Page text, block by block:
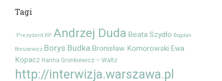
Tagi
.Prezydent RP Andrzej Duda Beata Szydło Bogdan
Borusewicz Borys Budka Bronisław Komorowski Ewa
Kopacz Hanna Gronkiewicz – Waltz
http://interwizja.warszawa.pl